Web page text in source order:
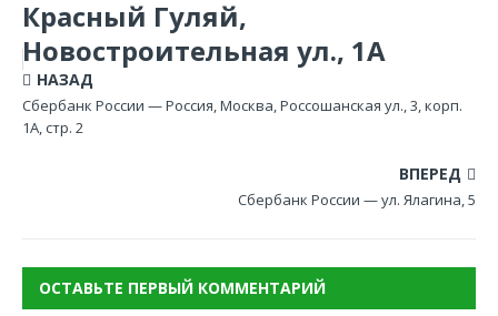
Красный Гуляй,
Новостроительная ул., 1А
НАЗАД
Сбербанк России — Россия, Москва, Россошанская ул., 3, корп.
1А, стр. 2
ВПЕРЕД
Сбербанк России — ул. Ялагина, 5
ОСТАВЬТЕ ПЕРВЫЙ КОММЕНТАРИЙ